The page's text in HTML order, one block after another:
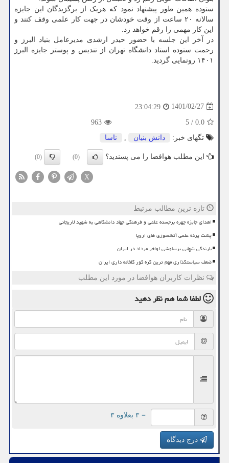
ستوده همین طور پیشنهاد نمود که هریک از برگزیدگان این جایزه
سالانه ۲۰ ساعت از وقت خودشان در جهت کار علمی وقف کنند و
این کار مهمی را رقم خواهد زد.
در آخر این جلسه با حضور حیدر ارشدی مدیرعامل بنیاد البرز و
رحمت ستوده استاد دانشگاه تهران از تندیس و پوستر جایزه البرز
۱۴۰۱ رونمایی گردید.
1401/02/27
23:04:29
0.0
/
5
963
تگهای خبر:
دانش بنیان , ناسا
این مطلب هوافضا را می پسندید؟ (0)
(0)
X
تازه ترین مطالب مرتبط
اهدای جایزه چهره برجسته علمی و فرهنگی جهاد دانشگاهی به شهید لاریجانی
پشت پرده علمی آتشسوزی های اروپا
بارندگی شهابی برساوشی اواخر مرداد در ایران
ضعف سیاستگذاری مهم ترین گره کور گلخانه داری ایران
نظرات کاربران هوافضا در مورد این مطلب
لطفا شما همنظر دهید
= ۳ بعلاوه ۳
درج دیدگاه